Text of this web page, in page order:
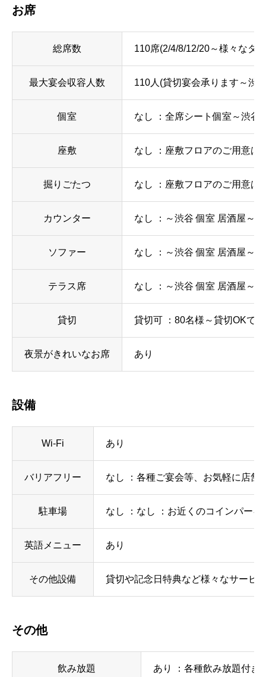
お席
総席数 110席(2/4/8/12/20～様々なタ
最大宴会収容人数 110人(貸切宴会承ります～渋
個室 なし ：全席シート個室～渋谷
座敷 なし ：座敷フロアのご用意は
掘りごたつ なし ：座敷フロアのご用意は
カウンター なし ：～渋谷 個室 居酒屋～
ソファー なし ：～渋谷 個室 居酒屋～
テラス席 なし ：～渋谷 個室 居酒屋～
貸切 貸切可 ：80名様～貸切OKで
夜景がきれいなお席 あり
設備
Wi-Fi あり
バリアフリー なし ：各種ご宴会等、お気軽に店舗
駐車場 なし ：なし ：お近くのコインパー
英語メニュー あり
その他設備 貸切や記念日特典など様々なサービ
その他
飲み放題 あり ：各種飲み放題付き